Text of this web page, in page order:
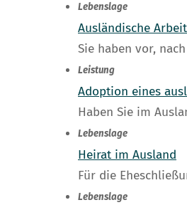
Lebenslage
Ausländische
Sie haben vor,
Leistung
Adoption eines
Haben Sie im
Lebenslage
Heirat im Ausland
Für die
Lebenslage